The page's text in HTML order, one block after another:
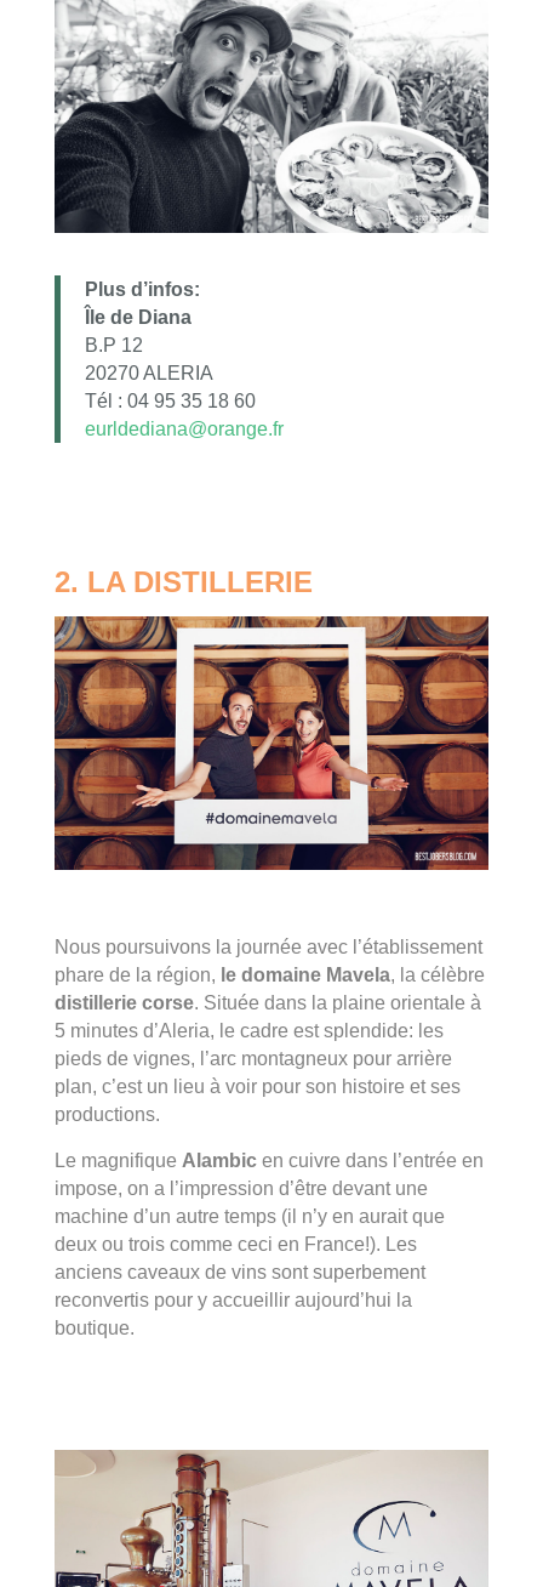
Plus d’infos:
Île de Diana
B.P 12
20270 ALERIA
Tél : 04 95 35 18 60
eurldediana@orange.fr
2. LA DISTILLERIE
Nous poursuivons la journée avec l’établissement
phare de la région, le domaine Mavela, la célèbre
distillerie corse. Située dans la plaine orientale à
5 minutes d’Aleria, le cadre est splendide: les
pieds de vignes, l’arc montagneux pour arrière
plan, c’est un lieu à voir pour son histoire et ses
productions.
Le magnifique Alambicen cuivre dans l’entrée en
impose, on a l’impression d’être devant une
machine d’un autre temps (il n’y en aurait que
deux ou trois comme ceci en France!). Les
anciens caveaux de vins sont superbement
reconvertis pour y accueillir aujourd’hui la
boutique.